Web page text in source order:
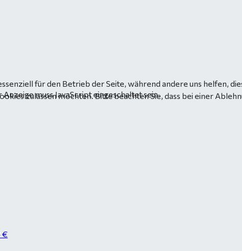
muss JavaScript eingeschaltet sein.
€
für den Betrieb der Seite, während andere uns helfen,
zulassen möchten. Bitte beachten Sie, dass bei einer